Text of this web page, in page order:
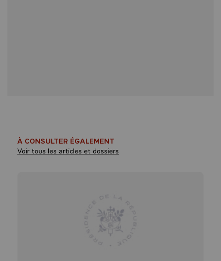
À CONSULTER ÉGALEMENT
Voir tous les articles et dossiers